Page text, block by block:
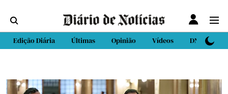
Edição Diária Últimas Opinião Vídeos DN Sport